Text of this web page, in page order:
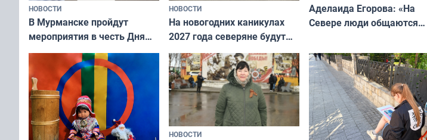
НОВОСТИ
В Мурманске пройдут
мероприятия в честь Дня
физкультурника
НОВОСТИ
На новогодних каникулах
2027 года северяне будут
отдыхать 11 дней
Аделаида Егорова: «На
Севере люди общаются
а потому что
ты им интересен»
НОВОСТИ